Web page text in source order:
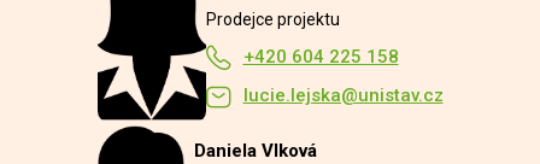
Prodejce projektu
+420 604 225 158
lucie.lejska@unistav.cz
Daniela Vlková